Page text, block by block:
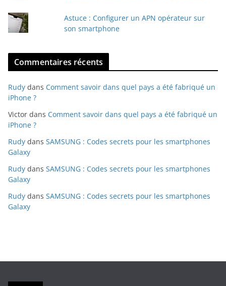
Astuce : Configurer un APN opérateur sur
son smartphone
Commentaires récents
Rudy dans Comment savoir dans quel pays a été fabriqué un
iPhone ?
Victor dans Comment savoir dans quel pays a été fabriqué un
iPhone ?
Rudy dans SAMSUNG : Codes secrets pour les smartphones
Galaxy
Rudy dans SAMSUNG : Codes secrets pour les smartphones
Galaxy
Rudy dans SAMSUNG : Codes secrets pour les smartphones
Galaxy